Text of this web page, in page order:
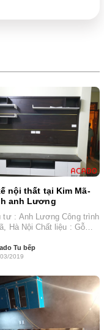
nội thất tại Kim Mã-
anh Lương
tư : Anh Lương Công trình
Hà Nội Chất liệu : Gỗ
Tu bếp
2019